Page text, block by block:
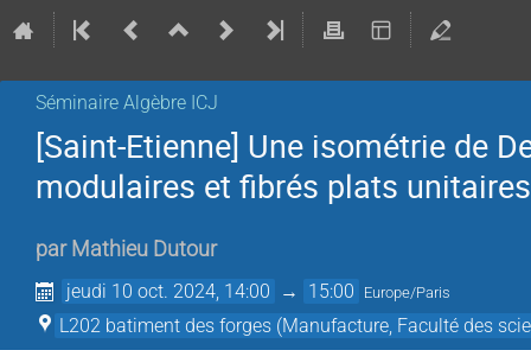
Séminaire Algèbre ICJ
[Saint-Etienne] Une isométrie de
modulaires et fibrés plats unitaires
par Mathieu Dutour
jeudi 10 oct. 2024, 14:00 → 15:00 Europe/Paris
L202 batiment des forges (Manufacture, Faculté des